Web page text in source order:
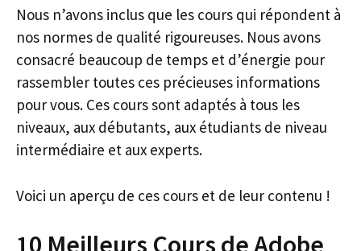
Nous n’avons inclus que les cours qui répondent à
nos normes de qualité rigoureuses. Nous avons
consacré beaucoup de temps et d’énergie pour
rassembler toutes ces précieuses informations
pour vous. Ces cours sont adaptés à tous les
niveaux, aux débutants, aux étudiants de niveau
intermédiaire et aux experts.
Voici un aperçu de ces cours et de leur contenu !
10 Meilleurs Cours de Adobe